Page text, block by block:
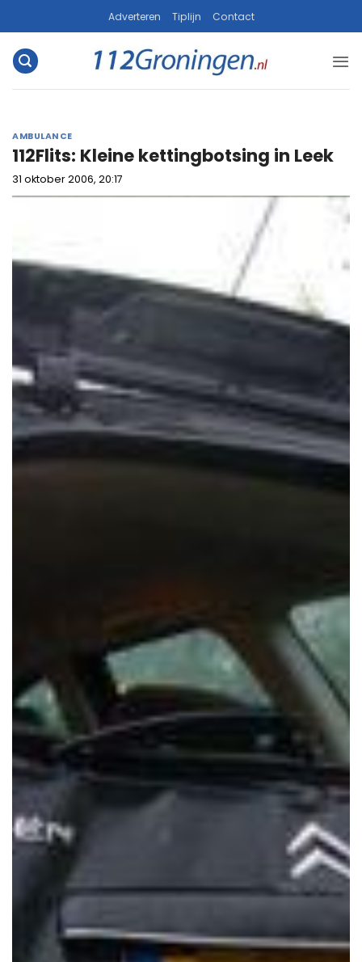
naar
inhoud
Adverteren Tiplijn Contact
AMBULANCE
112Flits: Kleine kettingbotsing in Leek
31 oktober 2006, 20:17